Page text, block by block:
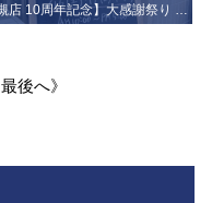
【高槻店 10周年記念】大感謝祭り 高槻店・茨木店 同時開催 ～ご来店ありがとうございました～【満員御礼】
最後へ》